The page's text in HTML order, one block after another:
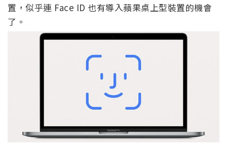
置，似乎連 Face ID 也有導入蘋果桌上型裝置的機會
了。